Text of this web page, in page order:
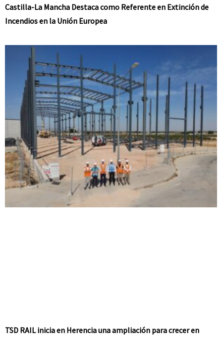
Castilla-La Mancha Destaca como Referente en Extinción de
Incendios en la Unión Europea
TSD RAIL inicia en Herencia una ampliación para crecer en